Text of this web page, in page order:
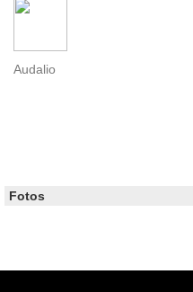
Audalio
Fotos